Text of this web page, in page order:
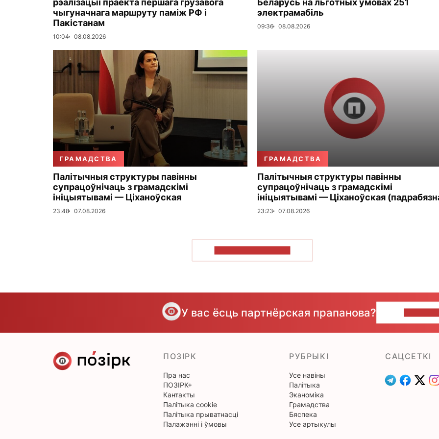
рэалізацыі праекта першага грузавога
чыгуначнага маршруту паміж РФ і
Пакістанам
10:04 08.08.2026
Беларусь на льготных умовах 251
электрамабіль
09:36 08.08.2026
ГРАМАДСТВА
Палітычныя структуры павінны
супрацоўнічаць з грамадскімі
ініцыятывамі — Ціханоўская
23:48 07.08.2026
ГРАМАДСТВА
Палітычныя структуры павінны
супрацоўнічаць з грамадскімі
ініцыятывамі — Ціханоўская
23:23 07.08.2026
У вас ёсць партнёрская прапанова?
ПОЗІРК
Пра нас
ПОЗІРК+
Кантакты
Палітыка cookie
Палітыка прыватнасці
Палажэнні і ўмовы
РУБРЫКІ
Усе навіны
Палітыка
Эканоміка
Грамадства
Бяспека
Усе артыкулы
САЦСЕТКІ